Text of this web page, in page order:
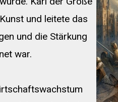
und leitete das
und die Stärkung
war.